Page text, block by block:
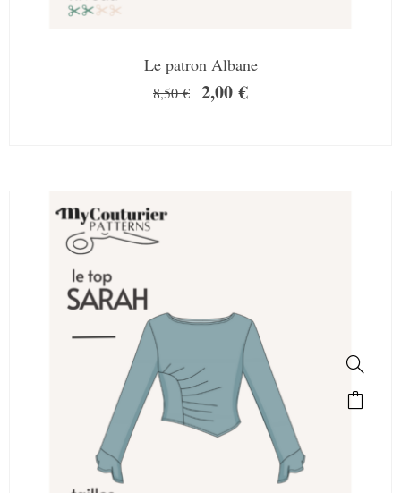
Le patron Albane
8,50€ 2,00€